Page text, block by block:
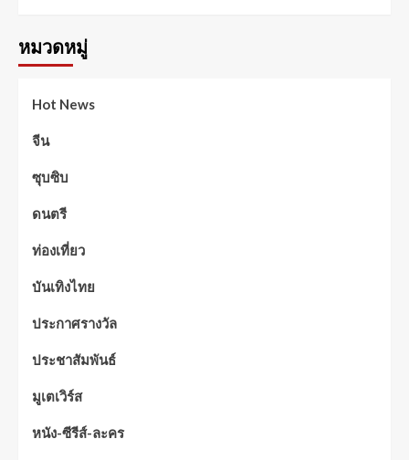
หมวดหมู่
Hot News
จีน
ซุบซิบ
ดนตรี
ท่องเที่ยว
บันเทิงไทย
ประกาศรางวัล
ประชาสัมพันธ์
มูเตเวิร์ส
หนัง-ซีรีส์-ละคร